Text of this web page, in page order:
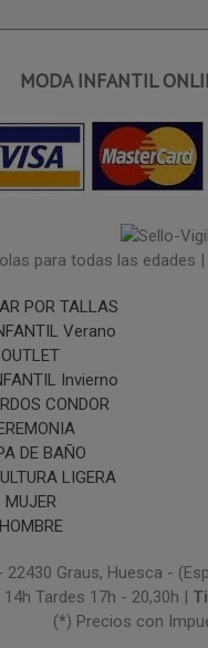
MODA INFANTIL
para todas las edades
POR TALLAS
Verano
OUTLET
Invierno
CONDOR
DE BAÑO
LIGERA
MUJER
HOMBRE
Graus, Huesca -
Tardes 17h - 20,30h |
(*) Precios con